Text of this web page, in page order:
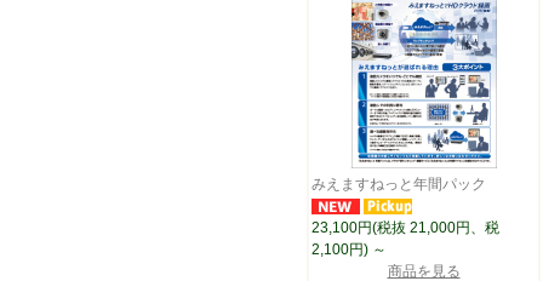
みえますねっと年間パック
23,100円(税抜 21,000円、税
2,100円) ～
商品を見る